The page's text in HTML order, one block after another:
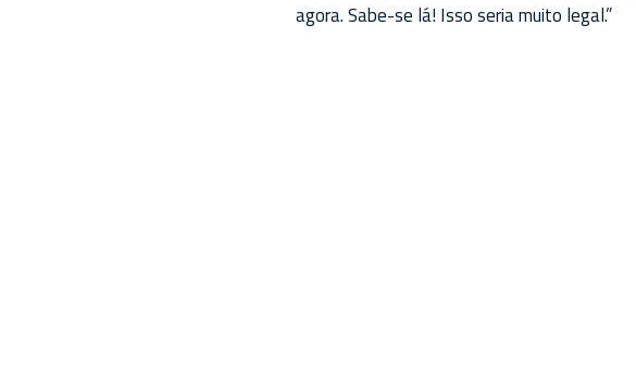
agora. Sabe-se lá! Isso seria muito legal.”